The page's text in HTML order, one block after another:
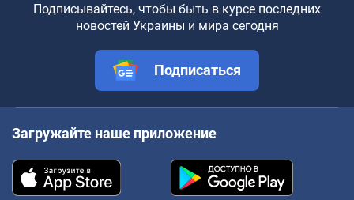
Подписывайтесь, чтобы быть в курсе последних
новостей Украины и мира сегодня
Подписаться
Загружайте наше приложение